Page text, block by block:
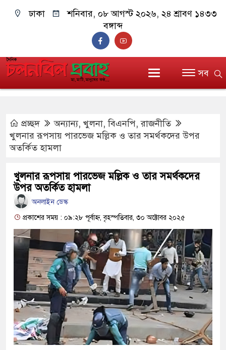
ঢাকা
শনিবার, ০৮ আগস্ট ২০২৬, ২৪ শ্রাবণ ১৪৩৩
বঙ্গাব্দ
সব
প্রচ্ছদ অন্যান্য, খুলনা,বিএনপি,রাজনীতি
খুলনার রূপসায় পারভেজ মল্লিক ও তার সমর্থকদের উপর
অতর্কিত হামলা
খুলনার রূপসায় পারভেজ মল্লিক ও তার সমর্থকদের
উপর অতর্কিত হামলা
অনলাইন ডেস্ক
প্রকাশের সময় : ০৯:২৮ পূর্বাহ্ন, বৃহস্পতিবার, ৩০ অক্টোবর ২০২৫